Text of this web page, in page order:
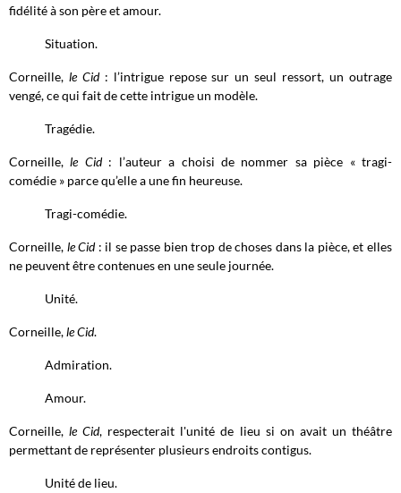
fidélité à son père et amour.
Situation.
Corneille, le Cid : l’intrigue repose sur un seul ressort, un outrage
vengé, ce qui fait de cette intrigue un modèle.
Tragédie.
Corneille,le Cid: l’auteur a choisi de nommer sa pièce « tragi-
comédie » parce qu’elle a une fin heureuse.
Tragi-comédie.
Corneille, le Cid : il se passe bien trop de choses dans la pièce, et elles
ne peuvent être contenues en une seule journée.
Unité.
Corneille,le Cid.
Admiration.
Amour.
Corneille,le Cid, respecterait l'unité de lieu si on avait un théâtre
permettant de représenter plusieurs endroits contigus.
Unité de lieu.